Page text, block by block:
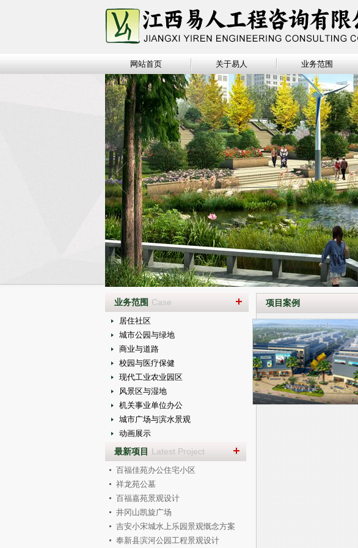
网站首页 关于易人 业务范围
幻灯
业务范围 Case
居住社区
城市公园与绿地
商业与道路
校园与医疗保健
现代工业农业园区
风景区与湿地
机关事业单位办公
城市广场与滨水景观
动画展示
最新项目 Latest Project
百福佳苑办公住宅小区
祥龙苑公墓
百福嘉苑景观设计
井冈山凯旋广场
吉安小宋城水上乐园景观慨念方案
奉新县滨河公园工程景观设计
项目案例